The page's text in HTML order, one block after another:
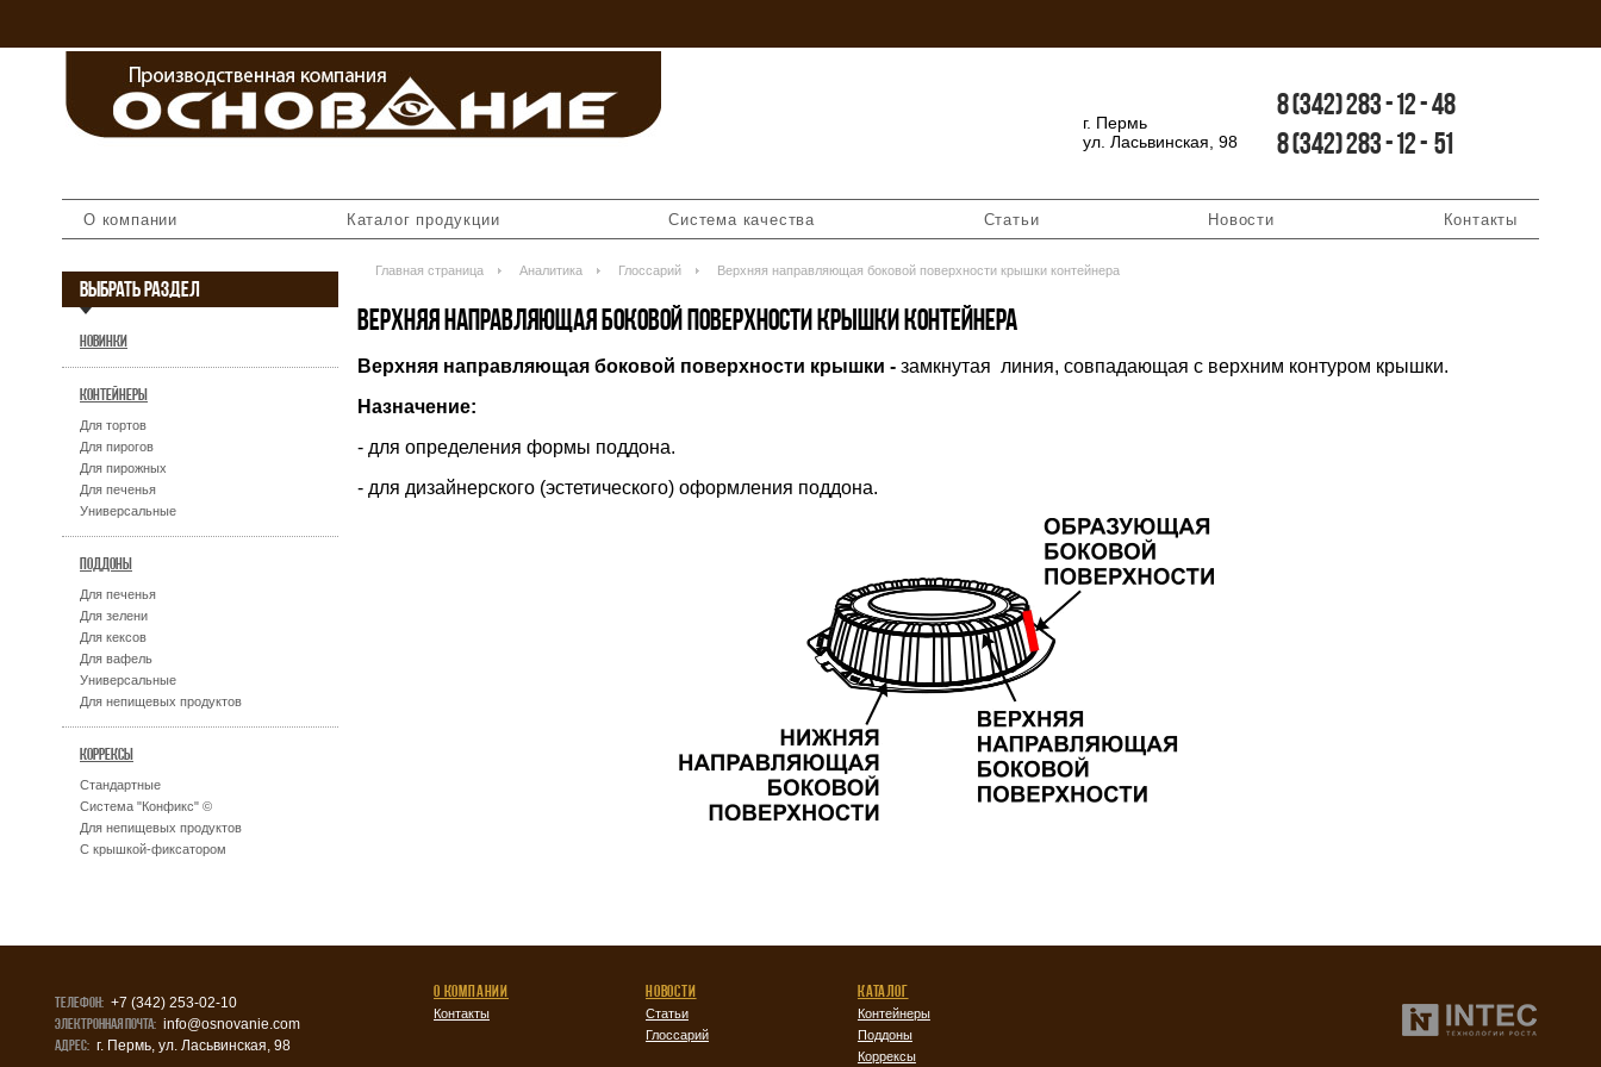
г. Пермь
ул. Ласьвинская, 98
8(342)283-12-48
8(342)283-12- 51
О компании Каталог продукции Система качества Статьи Новости Контакты
ВЫБРАТЬ РАЗДЕЛ
НОВИНКИ
КОНТЕЙНЕРЫ
Для тортов
Для пирогов
Для пирожных
Для печенья
Универсальные
ПОДДОНЫ
Для печенья
Для зелени
Для кексов
Для вафель
Универсальные
Для непищевых продуктов
КОРРЕКСЫ
Стандартные
Система "Конфикс" ©
Для непищевых продуктов
С крышкой-фиксатором
Главная страница Аналитика Глоссарий Верхняя направляющая боковой поверхности крышки контейнера
ВЕРХНЯЯ НАПРАВЛЯЮЩАЯ БОКОВОЙ ПОВЕРХНОСТИ КРЫШКИ КОНТЕЙНЕРА
Верхняя направляющая боковой поверхности крышки - замкнутая линия, совпадающая с верхним контуром крышки.
Назначение:
- для определения формы поддона.
- для дизайнерского (эстетического) оформления поддона.
Телефон: +7 (342) 253-02-10
Электронная почта: info@osnovanie.com
Адрес: г. Пермь, ул. Ласьвинская, 98
О КОМПАНИИ
Контакты
НОВОСТИ
Статьи
Глоссарий
КАТАЛОГ
Контейнеры
Поддоны
Коррексы